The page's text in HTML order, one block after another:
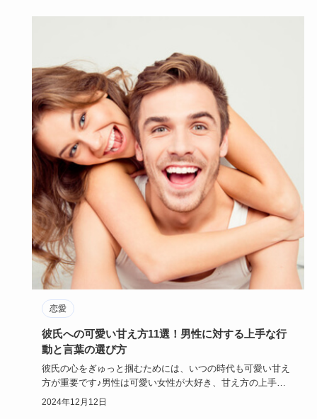
恋愛
彼氏への可愛い甘え方11選！男性に対する上手な行
動と言葉の選び方
彼氏の心をぎゅっと掴むためには、いつの時代も可愛い甘え
方が重要です♪男性は可愛い女性が大好き、甘え方の上手な
女性はモテてい…
2024年12月12日